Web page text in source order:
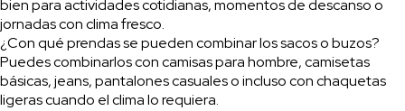
bien para actividades cotidianas, momentos de descanso o
jornadas con clima fresco.
¿Con qué prendas se pueden combinar los sacos o buzos?
Puedes combinarlos con camisas para hombre, camisetas
básicas, jeans, pantalones casuales o incluso con chaquetas
ligeras cuando el clima lo requiera.